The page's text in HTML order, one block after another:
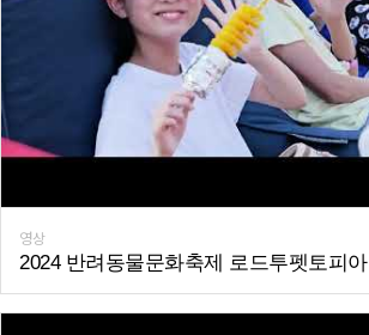
영상
2024 반려동물문화축제 로드투펫토피아